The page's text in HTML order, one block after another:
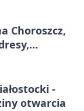
Choroszcz,
-
otwarcia